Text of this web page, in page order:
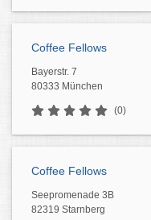
Coffee Fellows
Bayerstr. 7
80333 München
(0)
Coffee Fellows
Seepromenade 3B
82319 Starnberg